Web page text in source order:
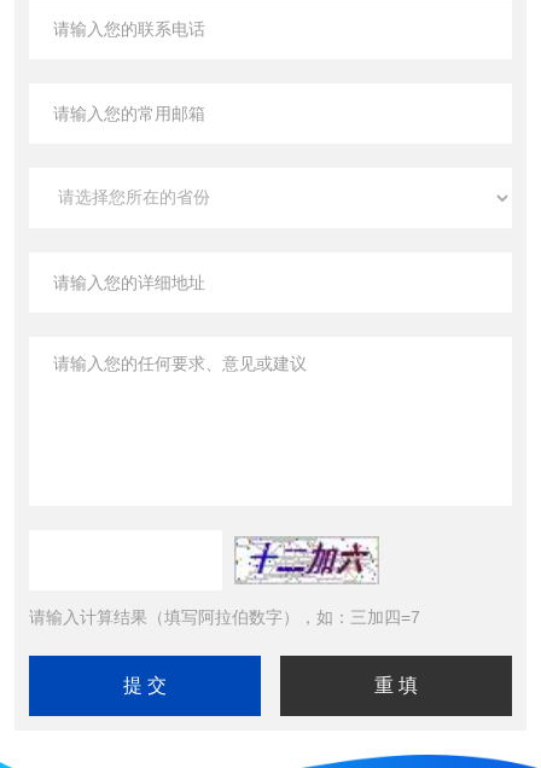
请输入计算结果（填写阿拉伯数字），如：三加四=7